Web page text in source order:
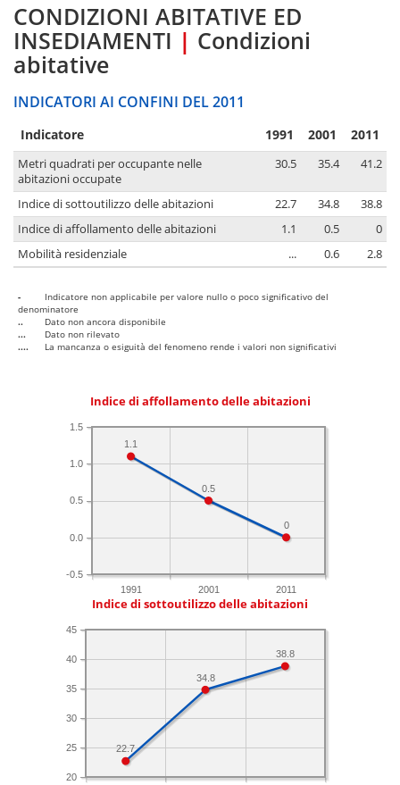
CONDIZIONI ABITATIVE ED
INSEDIAMENTI | Condizioni
abitative
INDICATORI AI CONFINI DEL 2011
Indicatore 1991 2001 2011
Metri quadrati per occupante nelle
abitazioni occupate
30.5 35.4 41.2
Indice di sottoutilizzo delle abitazioni 22.7 34.8
38.8
Indice di affollamento delle abitazioni
1.1 0.5
0
Mobilità residenziale
... 0.6 2.8
-
Indicatore non applicabile per valore nullo o poco significativo del
denominatore
..
Dato non ancora disponibile
...
Dato non rilevato
....
La mancanza o esiguità del fenomeno rende i valori non significativi
Indice di affollamento delle abitazioni
1991 2001 2011
-0.5
0.0
0.5
1.0
1.5
0
0.5
1.1
Indice di sottoutilizzo delle abitazioni
20
25
30
35
40
45
38.8
34.8
22.7